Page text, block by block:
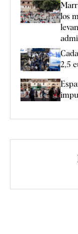
los
2,5